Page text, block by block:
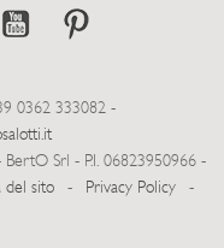
0362 333082 -
Srl - P.I. 06823950966 -
del sito - Privacy Policy
-